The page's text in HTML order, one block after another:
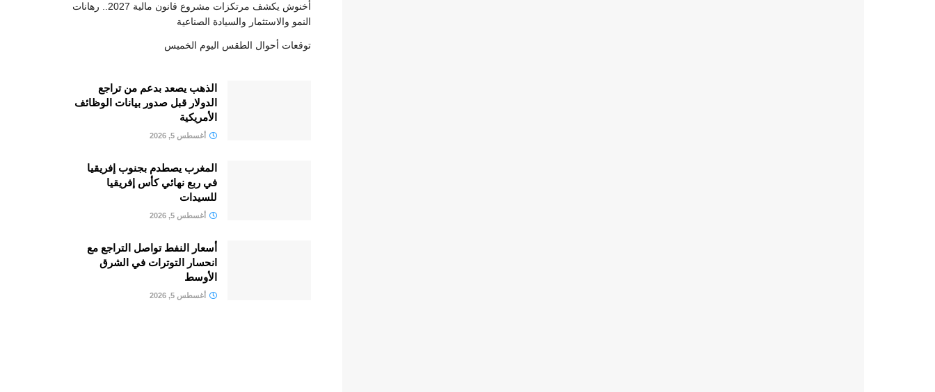
أخنوش يكشف مرتكزات مشروع قانون مالية 2027.. رهانات
النمو والاستثمار والسيادة الصناعية
توقعات أحوال الطقس اليوم الخميس
الذهب يصعد بدعم من تراجع
الدولار قبل صدور بيانات الوظائف
الأمريكية
أغسطس 5, 2026
المغرب يصطدم بجنوب إفريقيا
في ربع نهائي كأس إفريقيا
للسيدات
أغسطس 5, 2026
أسعار النفط تواصل التراجع مع
انحسار التوترات في الشرق
الأوسط
أغسطس 5, 2026